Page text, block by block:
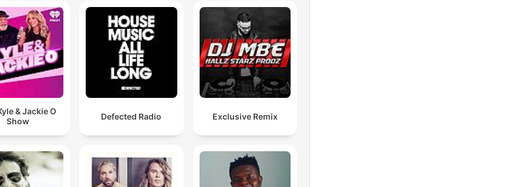
& Jackie O
Show
Defected Radio Exclusive Remix